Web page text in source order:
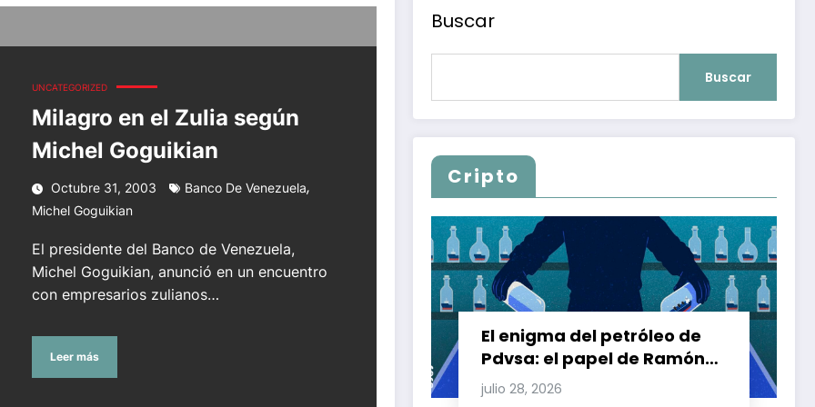
UNCATEGORIZED
Milagro en el Zulia según
Michel Goguikian
Octubre 31, 2003 Banco De Venezuela,
Michel Goguikian
El presidente del Banco de Venezuela,
Michel Goguikian, anunció en un encuentro
con empresarios zulianos…
Leer más
Buscar
Buscar
Cripto
El enigma del petróleo de
Pdvsa: el papel de Ramón
Carretero en el triángulo de
julio 28, 2026